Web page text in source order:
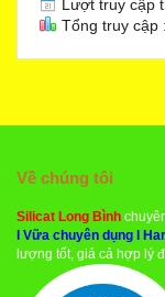
Lượt truy cập
Tổng truy cập
Về chúng tôi
Silicat Long Bình
Vữa chuyên dụng
lượng tốt, giá cả hợp lý